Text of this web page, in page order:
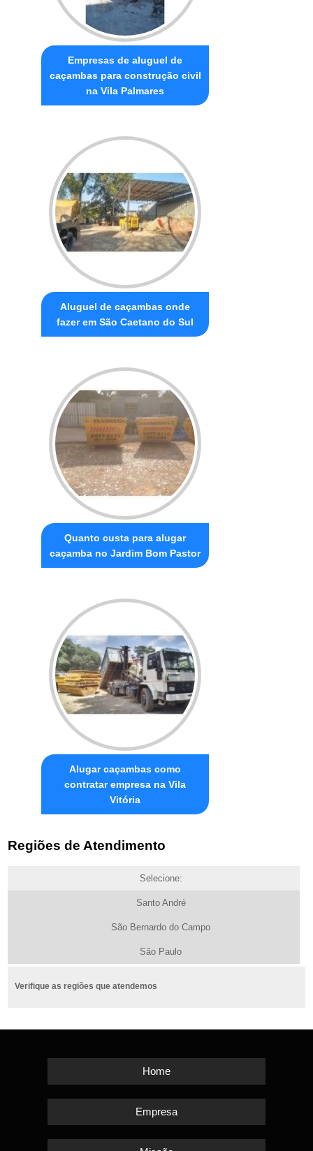
Empresas de aluguel de
caçambas para construção civil
na Vila Palmares
Aluguel de caçambas onde
fazer em São Caetano do Sul
Quanto custa para alugar
caçamba no Jardim Bom Pastor
Alugar caçambas como
contratar empresa na Vila
Vitória
Regiões de Atendimento
Selecione:
Santo André
São Bernardo do Campo
São Paulo
Verifique as regiões que atendemos
Home
Empresa